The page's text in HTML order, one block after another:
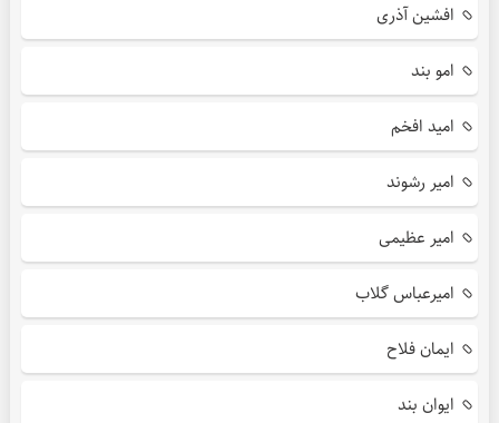
افشین آذری
امو بند
امید افخم
امیر رشوند
امیر عظیمی
امیرعباس گلاب
ایمان فلاح
ایوان بند